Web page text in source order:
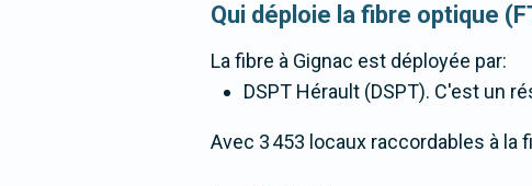
Qui déploie la fibre optique
La fibre à Gignac est déployée par:
DSPT Hérault (DSPT). C'est un
Avec 3 453 locaux raccordables à la